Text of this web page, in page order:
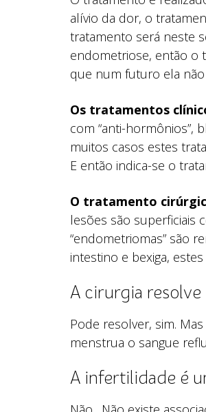
alívio da dor, o
tratamento será neste
endometriose, então o
que num futuro ela
Os tratamentos
com “anti-hormônios”,
muitos casos estes
E então indica-se o
O tratamento
lesões são superficiais
“endometriomas” são
intestino e bexiga,
A cirurgia
Pode resolver, sim.
menstrua o sangue
A infertilidade é